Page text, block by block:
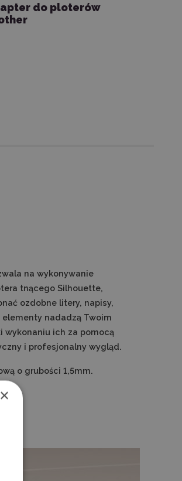
do ploterów
na wykonywanie
tnącego Silhouette,
ozdobne litery, napisy,
elementy nadadzą Twoim
wykonaniu ich za pomocą
i profesjonalny wygląd.
o grubości 1,5mm.
×